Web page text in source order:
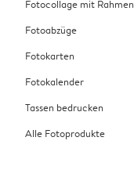
Fotocollage mit Rahmen
Fotoabzüge
Fotokarten
Fotokalender
Tassen bedrucken
Alle Fotoprodukte